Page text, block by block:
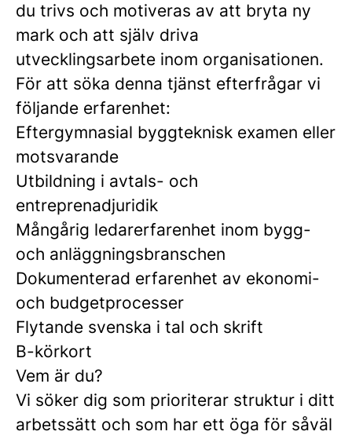
du trivs och motiveras av att bryta ny
mark och att själv driva
utvecklingsarbete inom organisationen.
För att söka denna tjänst efterfrågar vi
följande erfarenhet:
Eftergymnasial byggteknisk examen eller
motsvarande
Utbildning i avtals- och
entreprenadjuridik
Mångårig ledarerfarenhet inom bygg-
och anläggningsbranschen
Dokumenterad erfarenhet av ekonomi-
och budgetprocesser
Flytande svenska i tal och skrift
B-körkort
Vem är du?
Vi söker dig som prioriterar struktur i ditt
arbetssätt och som har ett öga för såväl